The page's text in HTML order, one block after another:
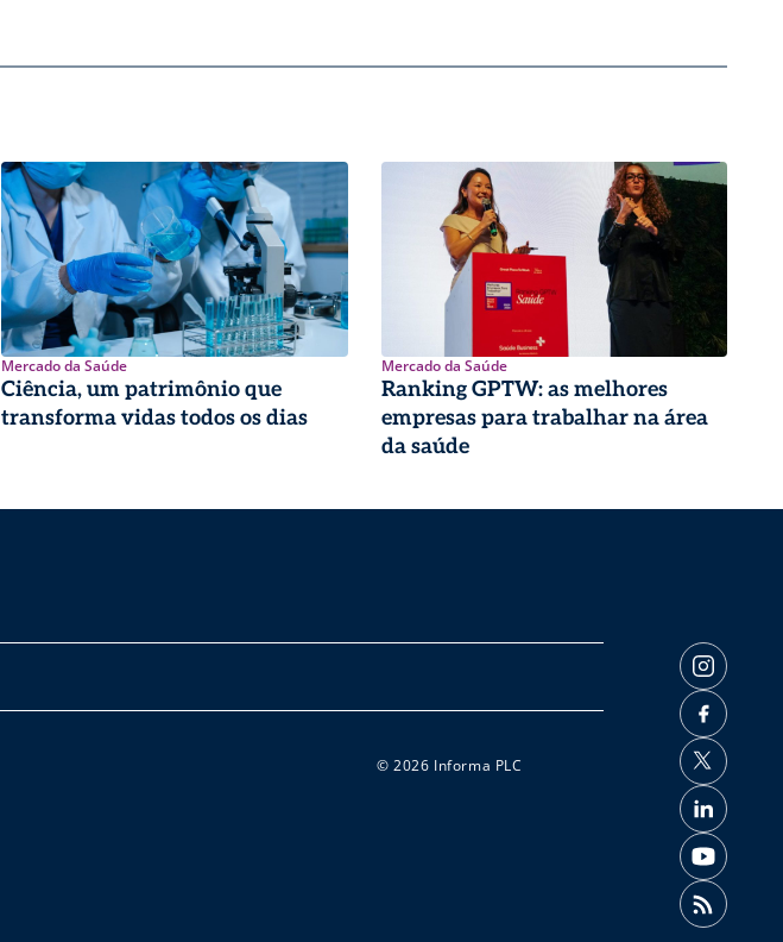
Mercado da Saúde
Ciência, um patrimônio que
transforma vidas todos os dias
Mercado da Saúde
Ranking GPTW: as melhores
empresas para trabalhar na área
da saúde
© 2026 Informa PLC